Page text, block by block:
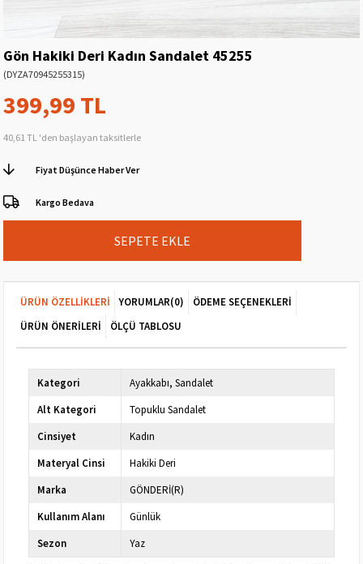
Gön Hakiki Deri Kadın Sandalet 45255
(DYZA70945255315)
399,99 TL
40,61 TL 'den başlayan taksitlerle
Fiyat Düşünce Haber Ver
Kargo Bedava
ÜRÜN ÖZELLIKLERI YORUMLAR(0)
ÖDEME SEÇENEKLERI
ÜRÜN ÖNERILERI
ÖLÇÜ TABLOSU
Kategori Ayakkabı Sandalet
Alt Kategori
Topuklu Sandalet
Cinsiyet
Kadın
Materyal Cinsi
Hakiki Deri
Marka
GÖNDERİ(R)
Kullanım Alanı
Günlük
Sezon
Yaz